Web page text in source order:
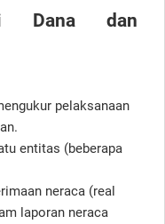
Dana dan
pelaksanaan
entitas (beberapa
neraca (real
laporan neraca